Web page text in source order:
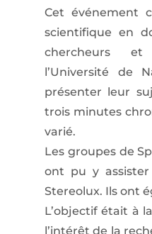
Cet événement
scientifique en
chercheurs et
l’Université de
présenter leur
trois minutes
varié.
Les groupes de
ont pu y
Stereolux. Ils ont
L’objectif était à
l’intérêt de la